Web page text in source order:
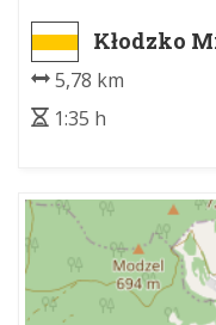
Kłodzko
5,78 km
1:35 h